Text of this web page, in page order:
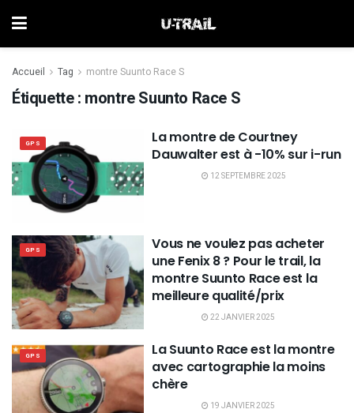
Accueil Tag montre Suunto Race S
Étiquette : montre Suunto Race S
GPS
La montre de Courtney
Dauwalter est à -10% sur i-run
12 SEPTEMBRE 2025
GPS
Vous ne voulez pas acheter
une Fenix 8 ? Pour le trail, la
montre Suunto Race est la
meilleure qualité/prix
22 JANVIER 2025
GPS
La Suunto Race est la montre
avec cartographie la moins
chère
19 JANVIER 2025